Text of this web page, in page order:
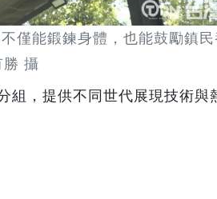
僅能鍛鍊身體，也能鼓勵鎮
勝 攝
組，提供不同世代展現技術與